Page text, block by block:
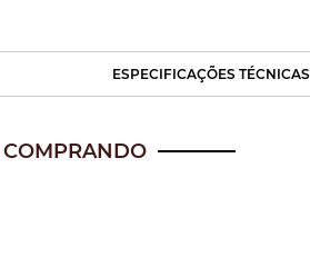
ESPECIFICAÇÕES TÉCNICAS